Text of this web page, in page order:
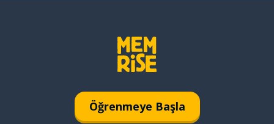
Öğrenmeye Başla